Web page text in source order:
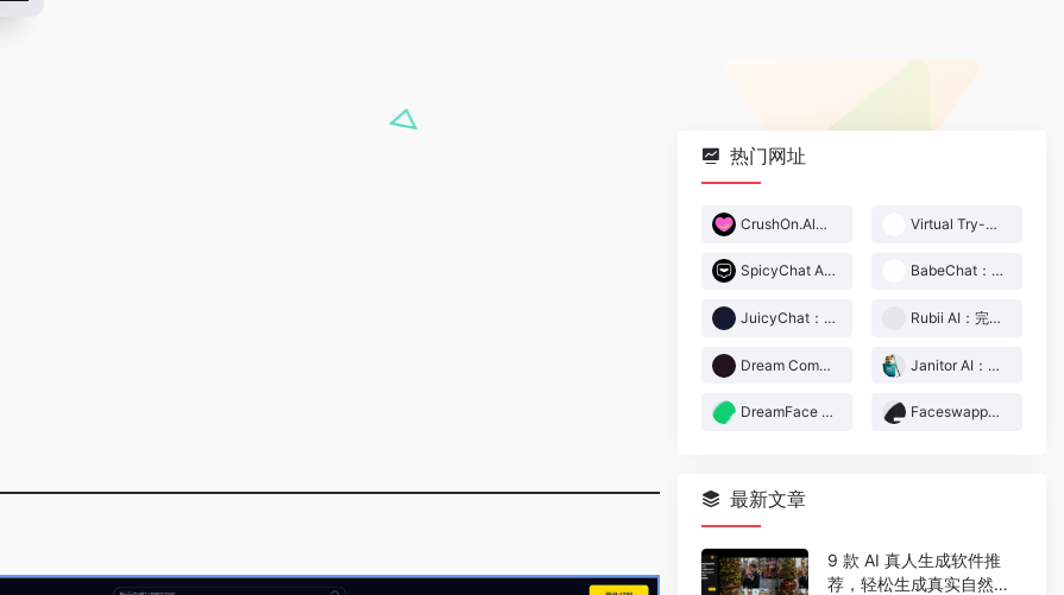
热门网址
CrushOn.Al：支持中文的无限制 AI 角色扮演、文字 RPG Virtual Try-Off：免费在线虚拟穿衣脱衣工具
SpicyChat AI：支持 500,000+角色的 R18 AI 角色扮演聊天工具 BabeChat：支持中文的高沉浸感 18+ AI 角色扮演、文字冒险 APP
JuicyChat：尺度超大的 NSFW AI 角色聊天扮演 APP Rubii AI：完美支持简体中文的 AI 角色扮演应用
Dream Companion：仅限成人的拟真 AI 伴侣聊天、角色扮演网站 Janitor AI：超人气的 AI 角色扮演软件，无限制18+
DreamFace 一键让你的图片动起来 Faceswapper.ai：免费在线图片、视频 AI 换脸换衣工具
最新文章
9 款 AI 真人生成软件推
荐，轻松生成真实自然的